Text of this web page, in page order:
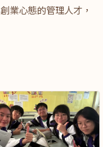
業心態的管理人才，